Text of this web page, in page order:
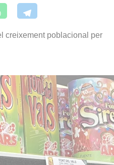
creixement poblacional per